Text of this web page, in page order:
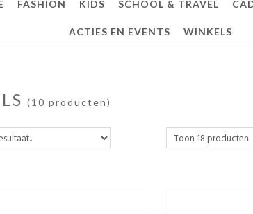
FASHION KIDS SCHOOL & TRAVEL
ACTIES EN EVENTS WINKELS
(10 producten)